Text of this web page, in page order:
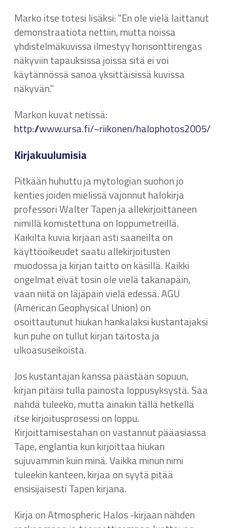
Marko itse totesi lisäksi: "En ole vielä laittanut
demonstraatiota nettiin, mutta noissa
yhdistelmäkuvissa ilmestyy horisonttirengas
näkyviin tapauksissa joissa sitä ei voi
käytännössä sanoa yksittäisissä kuvissa
näkyvän."
Markon kuvat netissä:
http://www.ursa.fi/~riikonen/halophotos2005/
Kirjakuulumisia
Pitkään huhuttu ja mytologian suohon jo
kenties joiden mielissä vajonnut halokirja
professori Walter Tapen ja allekirjoittaneen
nimillä komistettuna on loppumetreillä.
Kaikilta kuvia kirjaan asti saaneilta on
käyttöoikeudet saatu allekirjoitusten
muodossa ja kirjan taitto on käsillä. Kaikki
ongelmat eivät tosin ole vielä takanapäin,
vaan niitä on läjäpäin vielä edessä. AGU
(American Geophysical Union) on
osoittautunut hiukan hankalaksi kustantajaksi
kun puhe on tullut kirjan taitosta ja
ulkoasuseikoista.
Jos kustantajan kanssa päästään sopuun,
kirjan pitäisi tulla painosta loppusyksystä. Saa
nähdä tuleeko, mutta ainakin tällä hetkellä
itse kirjoitusprosessi on loppu.
Kirjoittamisestahan on vastannut pääasiassa
Tape, englantia kun kirjoittaa hiukan
sujuvammin kuin minä. Vaikka minun nimi
tuleekin kanteen, kirjaa on syytä pitää
ensisijaisesti Tapen kirjana.
Kirja on Atmospheric Halos -kirjaan nähden